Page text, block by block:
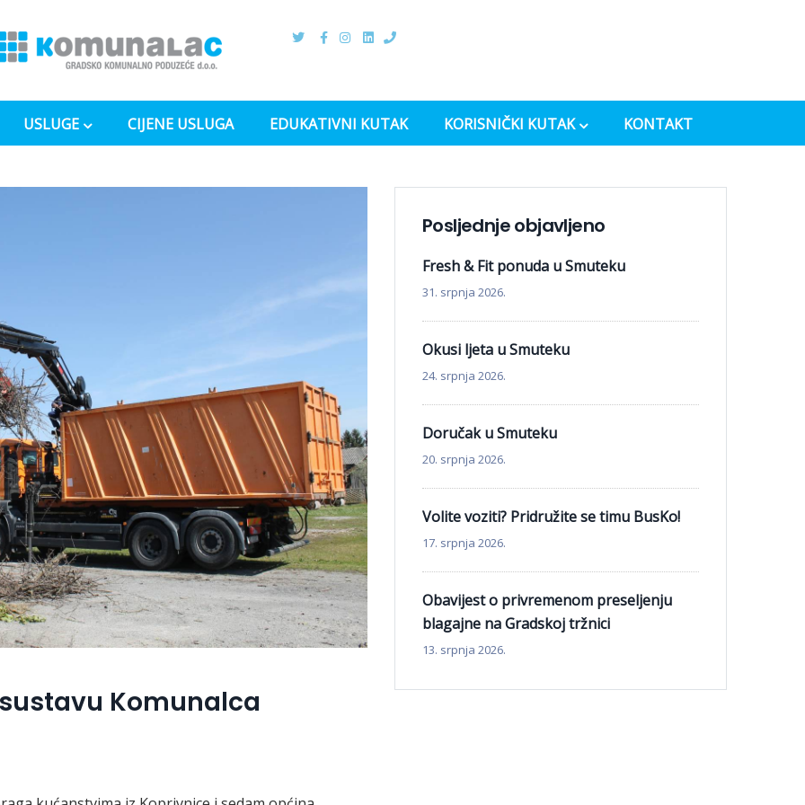
USLUGE CIJENE USLUGA EDUKATIVNI KUTAK KORISNIČKI KUTAK KONTAKT
Komunalca
Posljednje objavljeno
Fresh & Fit ponuda u Smuteku
31. srpnja 2026.
Okusi ljeta u Smuteku
24. srpnja 2026.
Doručak u Smuteku
20. srpnja 2026.
Volite voziti? Pridružite se timu BusKo!
17. srpnja 2026.
Obavijest o privremenom preseljenju
blagajne na Gradskoj tržnici
13. srpnja 2026.